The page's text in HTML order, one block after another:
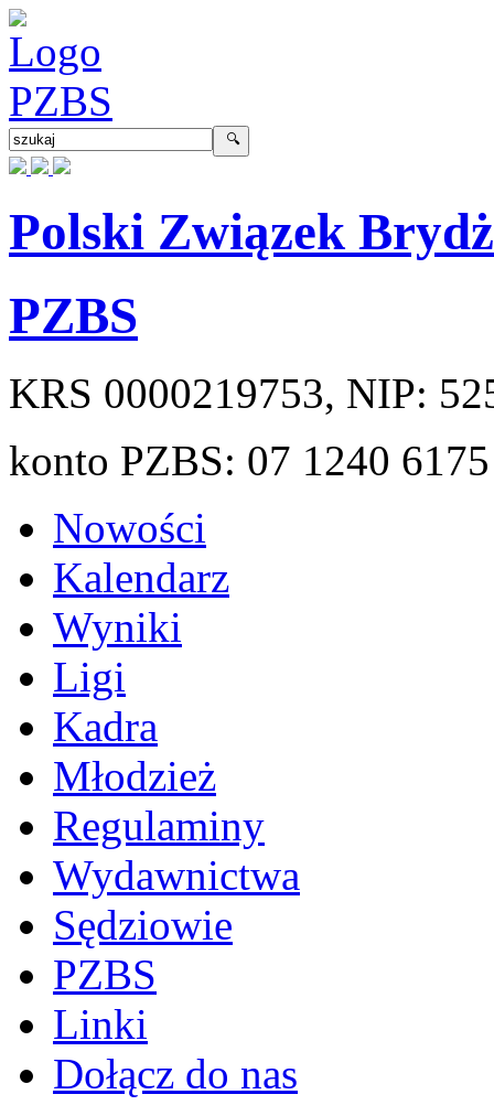
Polski Związek
PZBS
KRS 0000219753, NIP:
konto PZBS: 07 1240
Nowości
Kalendarz
Wyniki
Ligi
Kadra
Młodzież
Regulaminy
Wydawnictwa
Sędziowie
PZBS
Linki
Dołącz do nas